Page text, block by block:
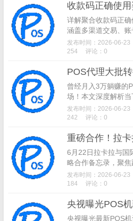
模式。
详解聚合收款码正确
涵盖多渠道交易、
码、大额风控规避等
收款码限额、封号、
发布时间：2026-06-23
254
评论：0
曾经月入3万躺赚的
场！本文深度解析
饱和、监管收紧、上
原因，分析支付行业
发布时间：2026-06-23
242
评论：0
6月22日拉卡拉与国
略合作备忘录，聚
局。针对传统外贸电
流程繁琐等痛点，双
化跨境支付方案，助
率，融入全球供应链
发布时间：2026-06-23
184
评论：0
央视曝光最新POS